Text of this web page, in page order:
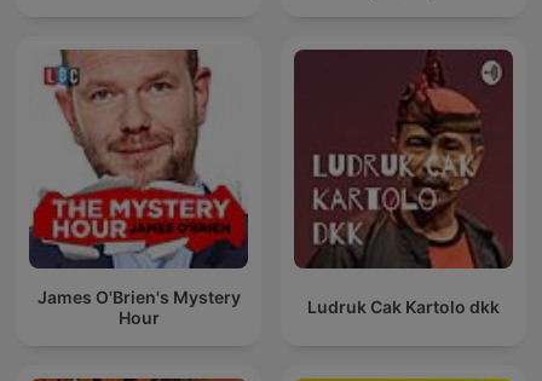
James O'Brien's Mystery
Hour
Ludruk Cak Kartolo dkk